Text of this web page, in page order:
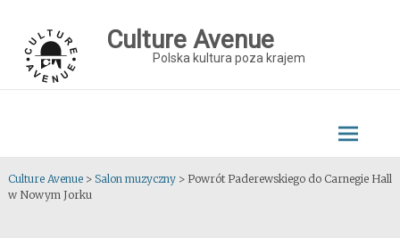
content
Culture Avenue
Polska kultura poza krajem
Culture Avenue> Salon muzyczny> Powrót Paderewskiego do Carnegie Hall
w Nowym Jorku